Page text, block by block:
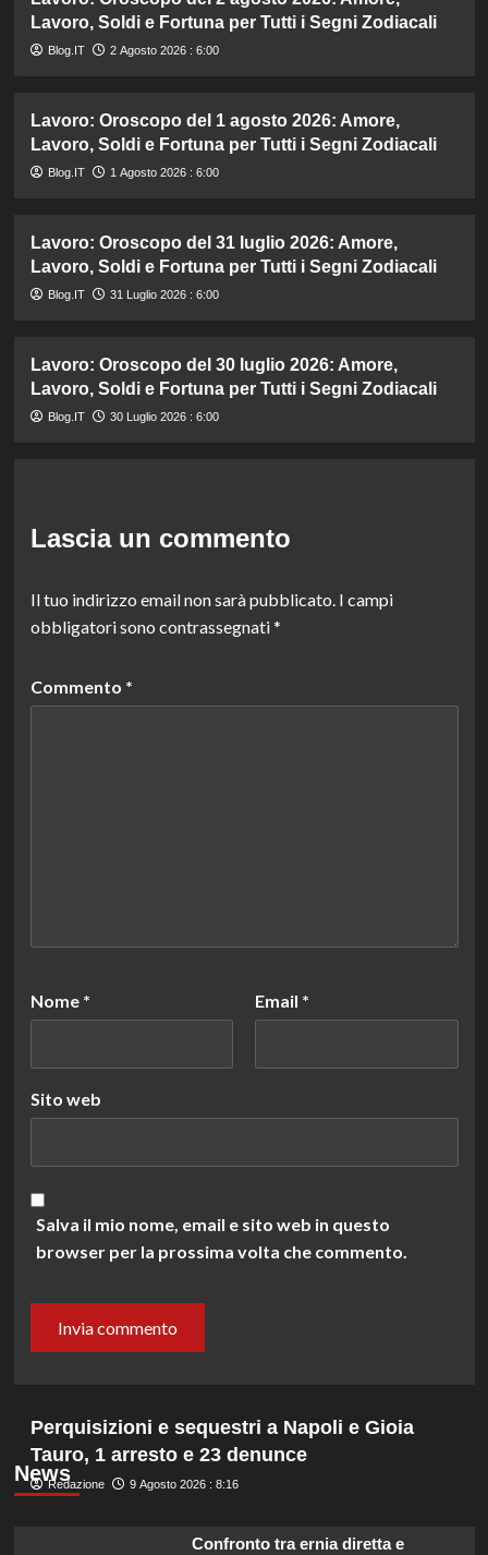
Lavoro, Soldi e Fortuna per Tutti i Segni Zodiacali
Blog.IT 2 Agosto 2026 : 6:00
Lavoro: Oroscopo del 1 agosto 2026: Amore,
Lavoro, Soldi e Fortuna per Tutti i Segni Zodiacali
Blog.IT 1 Agosto 2026 : 6:00
Lavoro: Oroscopo del 31 luglio 2026: Amore,
Lavoro, Soldi e Fortuna per Tutti i Segni Zodiacali
Blog.IT 31 Luglio 2026 : 6:00
Lavoro: Oroscopo del 30 luglio 2026: Amore,
Lavoro, Soldi e Fortuna per Tutti i Segni Zodiacali
Blog.IT 30 Luglio 2026 : 6:00
Lascia un commento
Il tuo indirizzo email non sarà pubblicato. I campi
obbligatori sono contrassegnati*
Commento *
Nome * Email *
Sito web
Salva il mio nome, email e sito web in questo
browser per la prossima volta che commento.
News
Perquisizioni e sequestri a Napoli e Gioia
Tauro, 1 arresto e 23 denunce
Redazione 9 Agosto 2026 : 8:16
Confronto tra ernia diretta e